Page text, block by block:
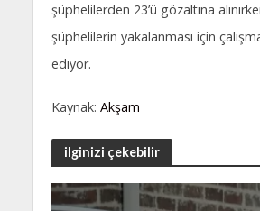
şüphelilerden 23’ü gözaltına
şüphelilerin yakalanması için
ediyor.
Kaynak: Akşam
ilginizi çekebilir